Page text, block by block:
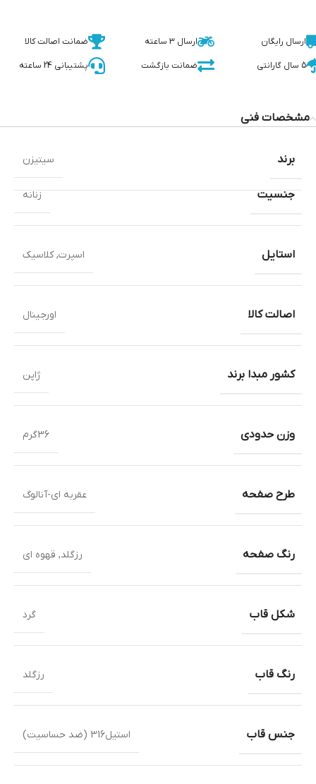
ارسال رایگان ارسال 3 ساعته ضمانت اصالت کالا
5 سال گارانتی ضمانت بازگشت پشتیبانی 24 ساعته
مشخصات فنی
جنسیت زنانه
استایل اسپرت,کلاسیک
اصالت کالا اورجینال
کشور مبدا برند ژاپن
وزن حدودی 36گرم
طرح صفحه عقربه ای-آنالوگ
رنگ صفحه رزگلد, قهوه ای
شکل قاب گرد
رنگ قاب رزگلد
جنس قاب استیل316 (ضد حساسیت)
برند سیتیزن